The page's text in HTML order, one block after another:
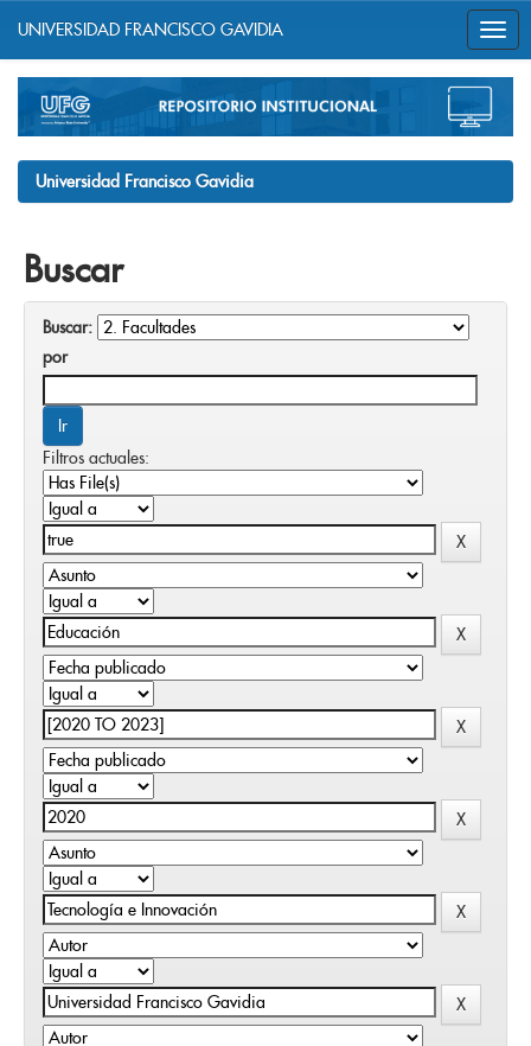
navigation
UNIVERSIDAD FRANCISCO GAVIDIA
Universidad Francisco Gavidia
Buscar
Buscar:
por
Filtros actuales: